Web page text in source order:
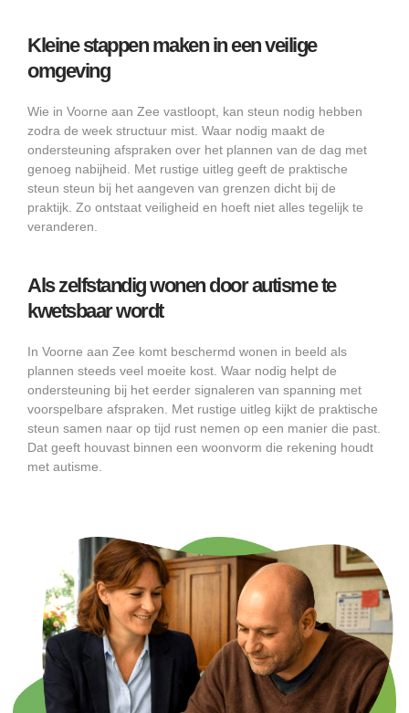
Kleine stappen maken in een veilige
omgeving
Wie in Voorne aan Zee vastloopt, kan steun nodig hebben
zodra de week structuur mist. Waar nodig maakt de
ondersteuning afspraken over het plannen van de dag met
genoeg nabijheid. Met rustige uitleg geeft de praktische
steun steun bij het aangeven van grenzen dicht bij de
praktijk. Zo ontstaat veiligheid en hoeft niet alles tegelijk te
veranderen.
Als zelfstandig wonen door autisme te
kwetsbaar wordt
In Voorne aan Zee komt beschermd wonen in beeld als
plannen steeds veel moeite kost. Waar nodig helpt de
ondersteuning bij het eerder signaleren van spanning met
voorspelbare afspraken. Met rustige uitleg kijkt de praktische
steun samen naar op tijd rust nemen op een manier die past.
Dat geeft houvast binnen een woonvorm die rekening houdt
met autisme.